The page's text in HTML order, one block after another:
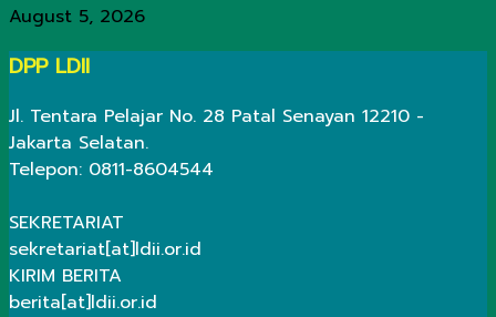
August 5, 2026
DPP LDII
Jl. Tentara Pelajar No. 28 Patal Senayan 12210 -
Jakarta Selatan.
Telepon: 0811-8604544
SEKRETARIAT
sekretariat[at]ldii.or.id
KIRIM BERITA
berita[at]ldii.or.id